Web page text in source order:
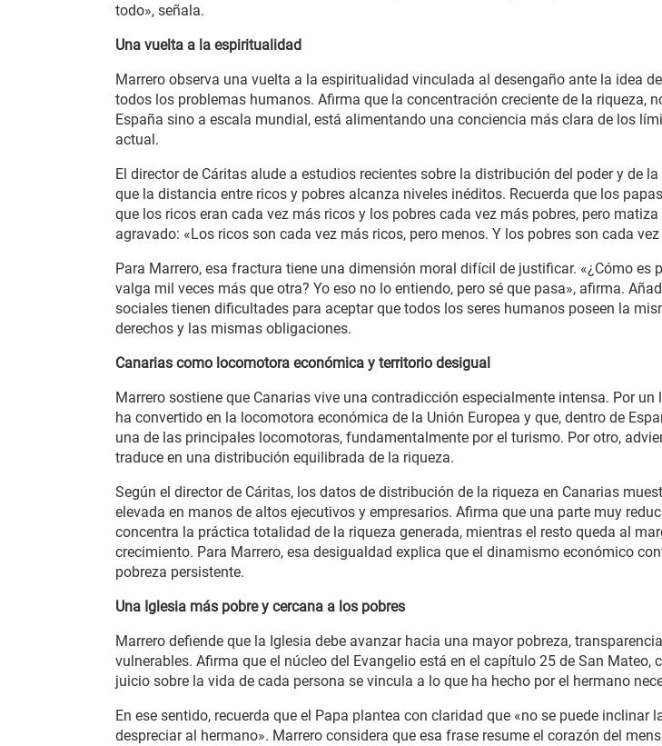
todo», señala.
Una vuelta a la espiritualidad
Marrero observa una vuelta a la espiritualidad vinculada al desengaño ante la idea
todos los problemas humanos. Afirma que la concentración creciente de la riqueza,
España sino a escala mundial, está alimentando una conciencia más clara de los
actual.
El director de Cáritas alude a estudios recientes sobre la distribución del poder y de
que la distancia entre ricos y pobres alcanza niveles inéditos. Recuerda que los
que los ricos eran cada vez más ricos y los pobres cada vez más pobres, pero
agravado: «Los ricos son cada vez más ricos, pero menos. Y los pobres son cada
Para Marrero, esa fractura tiene una dimensión moral difícil de justificar. «¿Cómo es
valga mil veces más que otra? Yo eso no lo entiendo, pero sé que pasa», afirma.
sociales tienen dificultades para aceptar que todos los seres humanos poseen la
derechos y las mismas obligaciones.
Canarias como locomotora económica y territorio desigual
Marrero sostiene que Canarias vive una contradicción especialmente intensa. Por un
ha convertido en la locomotora económica de la Unión Europea y que, dentro de
una de las principales locomotoras, fundamentalmente por el turismo. Por otro,
traduce en una distribución equilibrada de la riqueza.
Según el director de Cáritas, los datos de distribución de la riqueza en Canarias
elevada en manos de altos ejecutivos y empresarios. Afirma que una parte muy
concentra la práctica totalidad de la riqueza generada, mientras el resto queda al
crecimiento. Para Marrero, esa desigualdad explica que el dinamismo económico
pobreza persistente.
Una Iglesia más pobre y cercana a los pobres
Marrero defiende que la Iglesia debe avanzar hacia una mayor pobreza,
vulnerables. Afirma que el núcleo del Evangelio está en el capítulo 25 de San Mateo,
juicio sobre la vida de cada persona se vincula a lo que ha hecho por el hermano
En ese sentido, recuerda que el Papa plantea con claridad que «no se puede inclinar
despreciar al hermano». Marrero considera que esa frase resume el corazón del